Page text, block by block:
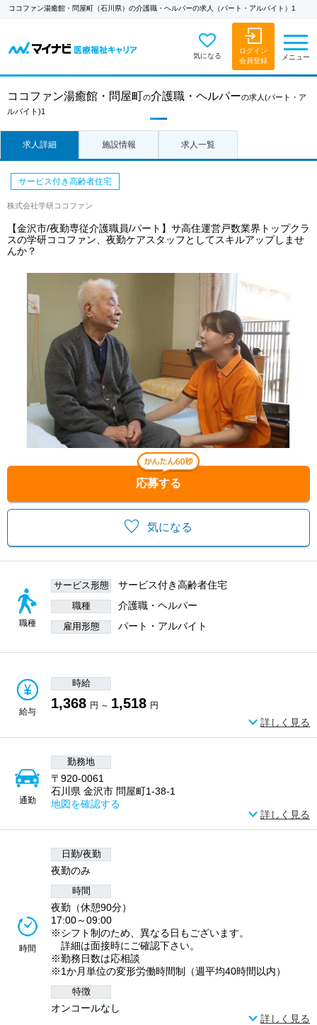
ココファン湯癒館・問屋町（石川県）の介護職・ヘルパーの求人（パート・アルバイト）1
気になる
ログイン
会員登録
メニュー
ココファン湯癒館・問屋町の介護職・ヘルパーの求人 (パート・ア
ルバイト)1
求人詳細 施設情報 求人一覧
気になる
応募する
サービス付き高齢者住宅
株式会社学研ココファン
【金沢市/夜勤専従介護職員/パート】サ高住運営戸数業界トップクラ
スの学研ココファン、夜勤ケアスタッフとしてスキルアップしませ
んか？
職種
サービス形態 サービス付き高齢者住宅
職種 介護職・ヘルパー
雇用形態 パート・アルバイト
給与
時給
1,368 円 ～ 1,518 円
詳しく見る
通勤
勤務地
〒920-0061
石川県 金沢市 問屋町1-38-1
地図を確認する
詳しく見る
時間
日勤/夜勤
夜勤のみ
時間
夜勤（休憩90分）
17:00～09:00
※シフト制のため、異なる日もございます。
詳細は面接時にご確認下さい。
※勤務日数は応相談
※1か月単位の変形労働時間制（週平均40時間以内）
特徴
オンコールなし
詳しく見る